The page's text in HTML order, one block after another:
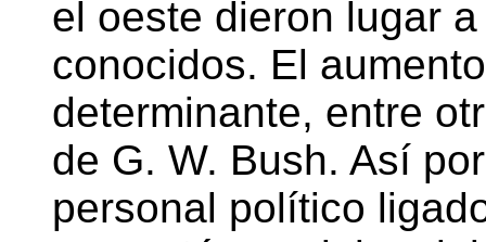
el oeste dieron lugar
conocidos. El
determinante, entre
de G. W. Bush. Así
personal político